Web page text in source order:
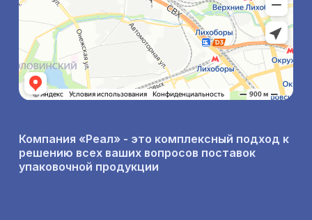
Компания «Реал» - это комплексный подход к
решению всех ваших вопросов поставок
упаковочной продукции